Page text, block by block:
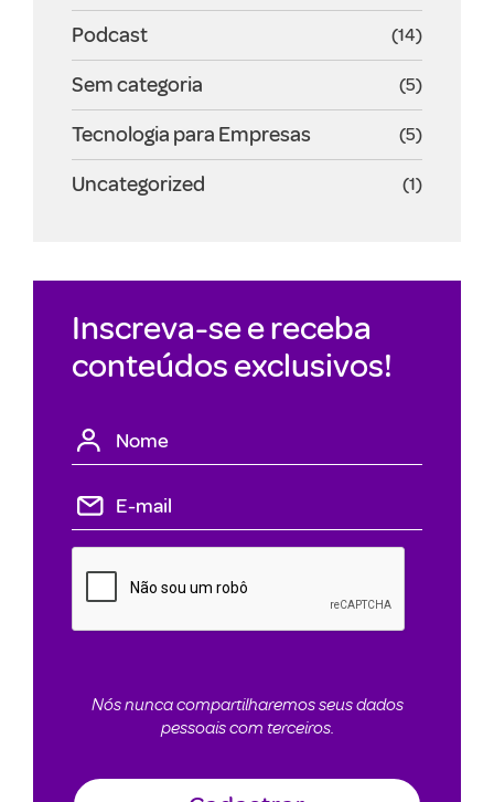
Podcast (14)
Sem categoria (5)
Tecnologia para Empresas (5)
Uncategorized (1)
Inscreva-se e receba
conteúdos exclusivos!
Nós nunca compartilharemos seus dados
pessoais com terceiros.